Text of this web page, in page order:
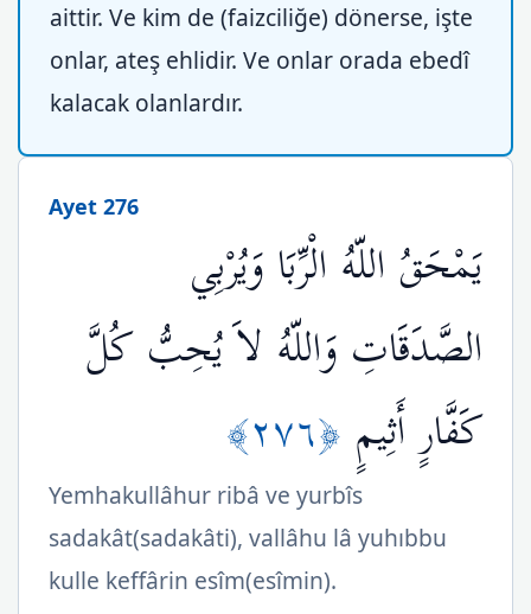
aittir. Ve kim de (faizciliğe) dönerse, işte
onlar, ateş ehlidir. Ve onlar orada ebedî
kalacak olanlardır.
Ayet 276
يَمْحَقُ اللّهُ الْرِّبَا وَيُرْبِي
الصَّدَقَاتِ وَاللّهُ لاَ يُحِبُّ كُلَّ
كَفَّارٍ أَثِيمٍ ﴿٢٧٦﴾
Yemhakullâhur ribâ ve yurbîs
sadakât(sadakâti), vallâhu lâ yuhıbbu
kulle keffârin esîm(esîmin).